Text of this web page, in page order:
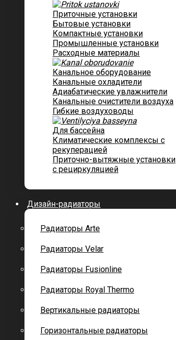
Приточные установки
Бытовые установки
Компактные установки
Промышленные установки
Расходные материалы
Канальное оборудование
Канальные охладители
Адиабатические увлажнители
Канальные очистители воздуха
Гибкие воздуховоды
Для бассейна
Климатические комплексы с
рекуперацией
Приточно-вытяжные установки
с рециркуляцией
Дизайн-радиаторы
Радиаторы Arte
Радиаторы Velar
Радиаторы Fusionline
Радиаторы Royal Thermo
Вертикальные радиаторы
Горизонтальные радиаторы